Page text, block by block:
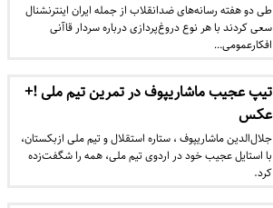
طی دو هفته رسانه‌های ضدانقلاب از جمله ایران اینترنشنال
سعی کردند با هر نوع دروغ‌پردازی درباره سردار قاآنی
افکارعمومی…
تیپ عجیب ماشاریپوف در تمرین تیم ملی !+
عکس
جلال‌الدین ماشاریپوف ، ستاره استقلال و تیم ملی ازبکستان،
با استایل عجیب خود در اردوی تیم ملی، همه را شگفت‌زده
کرد.